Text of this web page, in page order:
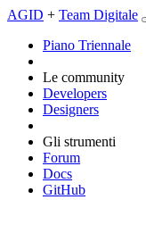
AGID + Team Digitale
Piano Triennale
Le community
Developers
Designers
Gli strumenti
Forum
Docs
GitHub